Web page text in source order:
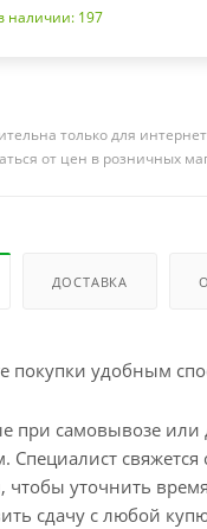
наличии: 197
только для
от цен в розничных
ДОСТАВКА
покупки удобным
при самовывозе или
Специалист
чтобы уточнить
сдачу с любой